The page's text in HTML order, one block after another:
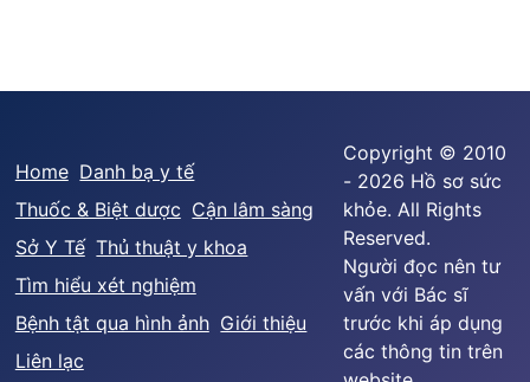
Home Danh bạ y tế
Thuốc & Biệt dược Cận lâm sàng
Sở Y Tế Thủ thuật y khoa
Tìm hiểu xét nghiệm
Bệnh tật qua hình ảnh Giới thiệu
Liên lạc
Copyright © 2010
- 2026 Hồ sơ sức
khỏe. All Rights
Reserved.
Người đọc nên tư
vấn với Bác sĩ
trước khi áp dụng
các thông tin trên